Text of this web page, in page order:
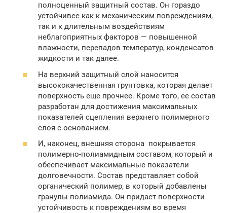
полноценный защитный состав. Он гораздо
устойчивее как к механическим повреждениям,
так и к длительным воздействиям
неблагоприятных факторов — повышенной
влажности, перепадов температур, конденсатов
жидкости и так далее.
На верхний защитный слой наносится
высококачественная грунтовка, которая делает
поверхность еще прочнее. Кроме того, ее состав
разработан для достижения максимальных
показателей сцепления верхнего полимерного
слоя с основанием.
И, наконец, внешняя сторона покрывается
полимерно-полиамидным составом, который и
обеспечивает максимальные показатели
долговечности. Состав представляет собой
органический полимер, в который добавлены
гранулы полиамида. Он придает поверхности
устойчивость к повреждениям во время